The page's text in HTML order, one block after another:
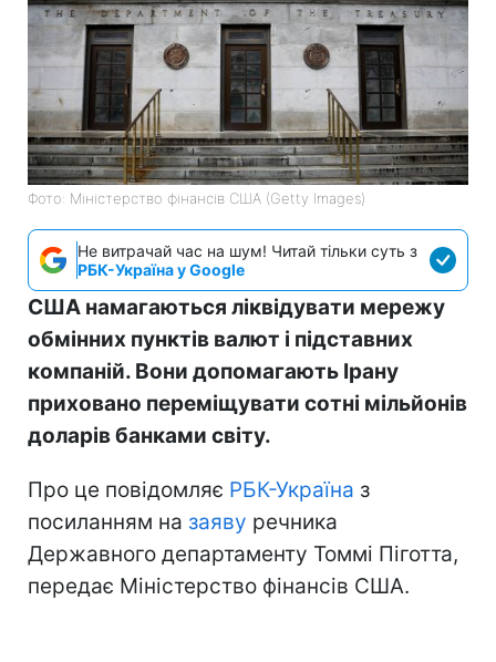
Фото: Міністерство фінансів СШA (Getty Images)
Не витрачай час на шум! Читай тільки суть з
РБК-Україна у Google
США намагаються ліквідувати мережу
обмінних пунктів валют і підставних
компаній. Вони допомагають Ірану
приховано переміщувати сотні мільйонів
доларів банками світу.
Про це повідомляє РБК-Україна з
посиланням на заяву речника
Державного департаменту Томмі Піготта,
передає Міністерство фінансів США.